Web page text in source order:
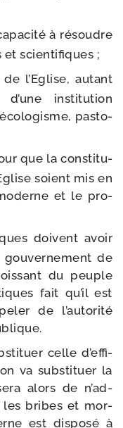
à résoudre
scientifiques ;
l’Eglise, autant
ins­ti­tu­tion
pas­to­
que la consti­tu­
soient mis en
et le pro­
doivent avoir
de
du peuple
fait qu’il est
de l’au­to­ri­té
celle d’ef­fi­
va sub­sti­tuer la
alors de n’ad­
les bribes et mor­
est dis­po­sé à